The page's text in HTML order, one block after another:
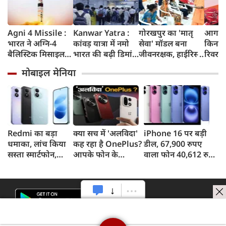
Agni 4 Missile :
भारत ने अग्नि-4
बैलिस्टिक मिसाइल
किया, 4,000 KM
तक मारक क्षमता
Kanwar Yatra :
कांवड़ यात्रा में नमो
भारत की बढ़ी डिमांड,
कई स्टेशनों पर 50%
तक बढ़ी यात्रियों की
संख्या
गोरखपुर का 'मातृ
सेवा' मॉडल बना
जीवनरक्षक, हाईरिस्क
इलाज से बची 77
जिंदगियां
आगरा
रिवर
करेगी
मोबाइल मेनिया
Redmi का बड़ा
धमाका, लांच किया
सस्ता स्मार्टफोन,
क्या सच में 'अलविदा'
कह रहा है OnePlus?
आपके फोन के
iPhone 16 पर बड़ी
डील, 67,900 रुपए
वाला फोन 40,612 रुपए